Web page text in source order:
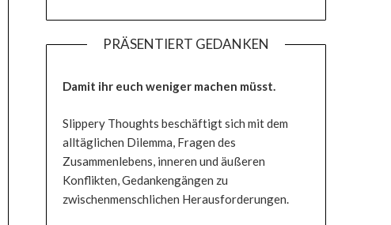
PRÄSENTIERT GEDANKEN
Damit ihr euch weniger machen müsst.
Slippery Thoughts beschäftigt sich mit dem
alltäglichen Dilemma, Fragen des
Zusammenlebens, inneren und äußeren
Konflikten, Gedankengängen zu
zwischenmenschlichen Herausforderungen.